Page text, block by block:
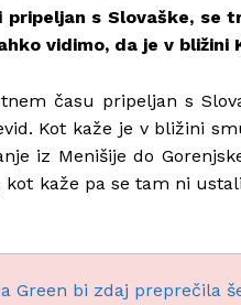
s Slovaške, se
vidimo, da je v
času pripeljan s
Kot kaže je v bližini
iz Menišije do
kot kaže pa se tam ni
Green bi zdaj preprečila